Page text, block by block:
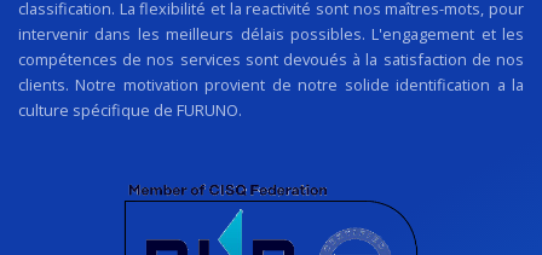
classification. La flexibilité et la reactivité sont nos maîtres-mots, pour
intervenir dans les meilleurs délais possibles. L'engagement et les
compétences de nos services sont devoués à la satisfaction de nos
clients. Notre motivation provient de notre solide identification a la
culture spécifique de FURUNO.